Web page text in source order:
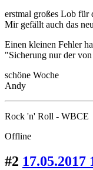
erstmal großes Lob für
Mir gefällt auch das
Einen kleinen Fehler
"Sicherung nur der von
schöne Woche
Andy
Rock 'n' Roll - WBCE
Offline
#2 17.05.2017